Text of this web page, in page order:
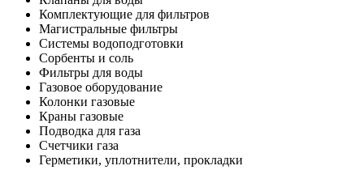
Комплектующие для фильтров
Магистральные фильтры
Системы водоподготовки
Сорбенты и соль
Фильтры для воды
Газовое оборудование
Колонки газовые
Краны газовые
Подводка для газа
Счетчики газа
Герметики, уплотнители, прокладки